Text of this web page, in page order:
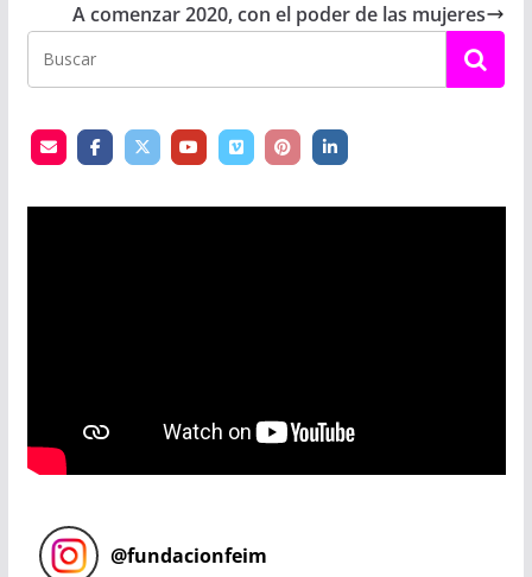
A comenzar 2020, con el poder de las mujeres
@fundacionfeim